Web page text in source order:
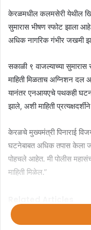
केरळमधील कलमसेरी येथील
सुमारास भीषण स्फोट झाला
अधिक नागरिक गंभीर जखमी
सकाळी ९ वाजल्याच्या सुमारास
माहिती मिळताच अग्निशन दल
यानंतर एनआयएचे पथकही
झाले, अशी माहिती
केरळचे मुख्यमंत्री पिनाराई
घटनेबाबत अधिक तपास केला
पोहचले आहेत. मी पोलीस
माहिती मिळेल.”